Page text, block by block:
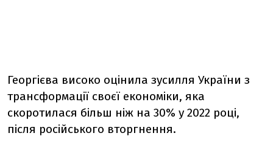
Георгієва високо оцінила зусилля України з
трансформації своєї економіки, яка
скоротилася більш ніж на 30% у 2022 році,
після російського вторгнення.